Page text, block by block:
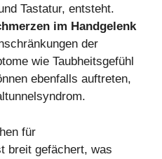
Tastatur, entsteht.
im Handgelenk
der
wie Taubheitsgefühl
ebenfalls auftreten,
für
breit gefächert, was